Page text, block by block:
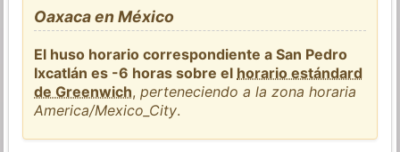
Oaxaca en México
El huso horario correspondiente a San Pedro
Ixcatlán es -6 horas sobre el horario estándard
de Greenwich,perteneciendo a la zona horaria
America/Mexico_City.